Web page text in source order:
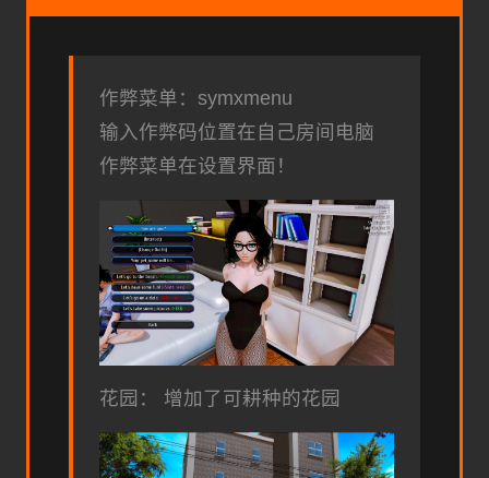
作弊菜单：symxmenu
输入作弊码位置在自己房间电脑
作弊菜单在设置界面！
花园： 增加了可耕种的花园